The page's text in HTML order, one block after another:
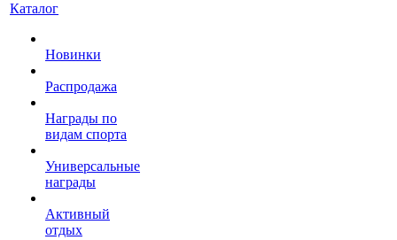
Каталог
Новинки
Распродажа
Награды по
видам спорта
Универсальные
награды
Активный
отдых